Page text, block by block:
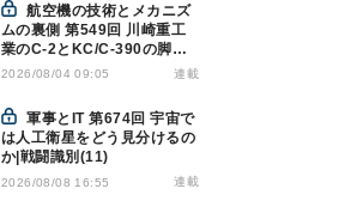
航空機の技術とメカニズ
ムの裏側 第549回 川崎重工
業のC-2とKC/C-390の脚は
なぜ違う? - 降着装置は複雑
2026/08/04 09:05 連載
軍事とIT 第674回 宇宙で
は人工衛星をどう見分けるの
か|戦闘識別(11)
2026/08/08 16:55 連載